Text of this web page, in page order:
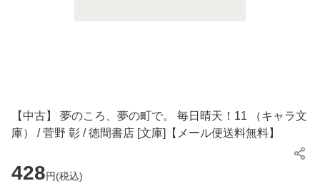
【中古】 夢のころ、夢の町で。 毎日晴天！11 （キャラ文
庫） / 菅野 彰 / 徳間書店 [文庫]【メール便送料無料】
428円(税込)